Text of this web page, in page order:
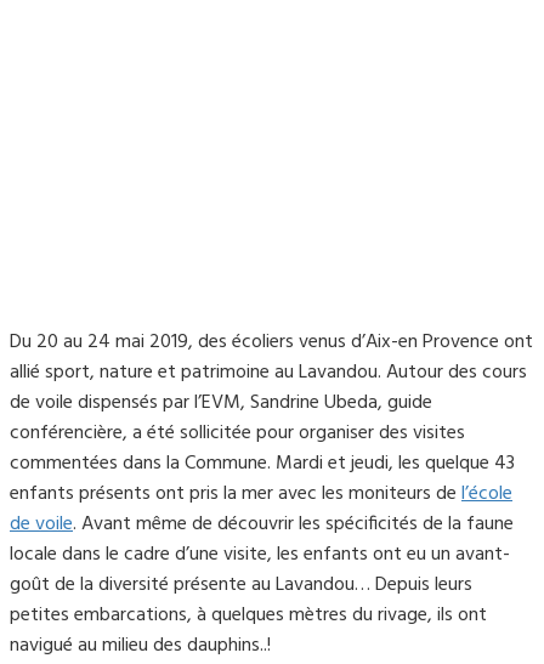
Du 20 au 24 mai 2019, des écoliers venus d’Aix-en Provence ont
allié sport, nature et patrimoine au Lavandou. Autour des cours
de voile dispensés par l’EVM, Sandrine Ubeda, guide
conférencière, a été sollicitée pour organiser des visites
commentées dans la Commune. Mardi et jeudi, les quelque 43
enfants présents ont pris la mer avec les moniteurs del’école
de voile. Avant même de découvrir les spécificités de la faune
locale dans le cadre d’une visite, les enfants ont eu un avant-
goût de la diversité présente au Lavandou… Depuis leurs
petites embarcations, à quelques mètres du rivage, ils ont
navigué au milieu des dauphins..!